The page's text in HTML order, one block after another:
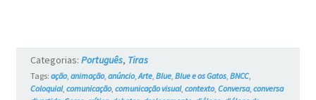
os
Gatos
Categorias: Português, Tiras
Tags: ação, animação, anúncio,Arte, Blue, Blue e os Gatos, BNCC,
Coloquial, comunicação, comunicação visual, contexto, Conversa, conversa